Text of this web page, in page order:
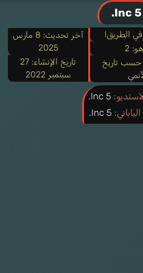
5 Inc.
في الطريق!
2
حسب تاريخ
آخر تحديث:
8 مارس
2025
تاريخ الإنشاء: 27
سبتمبر 2022